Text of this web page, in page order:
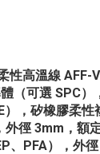
性高溫線 AFF-
（可選 SPC）
），矽橡膠柔性
外徑 3mm，額
、PFA），外